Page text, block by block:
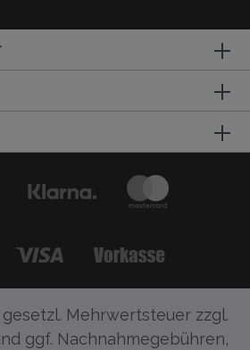
Mehrwertsteuer zzgl.
ggf. Nachnahmegebühren,